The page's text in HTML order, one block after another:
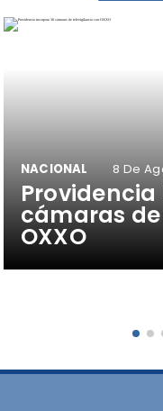
cámaras
OXXO
NACIONAL 8 De